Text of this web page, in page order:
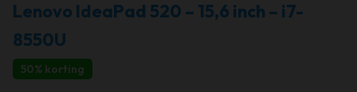
Lenovo IdeaPad 520 – 15,6 inch – i7-
8550U
50% korting